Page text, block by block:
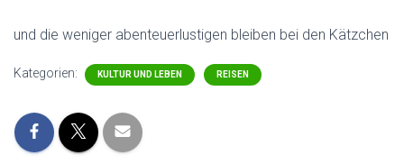
und die weniger abenteuerlustigen bleiben bei den Kätzchen
Kategorien: KULTUR UND LEBEN REISEN